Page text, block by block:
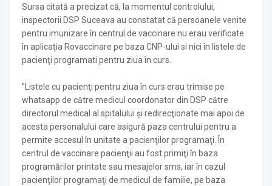
Sursa citată a precizat că, la momentul controlului,
inspectorii DSP Suceava au constatat că persoanele venite
pentru imunizare în centrul de vaccinare nu erau verificate
în aplicaţia Rovaccinare pe baza CNP-ului si nici în listele de
pacienţi programati pentru ziua în curs.
”Listele cu pacienţi pentru ziua în curs erau trimise pe
whatsapp de către medicul coordonator din DSP către
directorul medical al spitalului şi redirecţionate mai apoi de
acesta personalului care asigură paza centrului pentru a
permite accesul în unitate a pacienţilor programaţi. În
centrul de vaccinare pacienţii au fost primiţi în baza
programărilor printate sau mesajelor sms, iar în cazul
pacienţilor programaţi de medicul de familie, pe baza